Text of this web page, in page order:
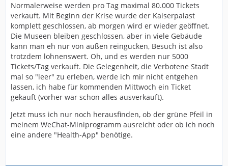
Normalerweise werden pro Tag maximal 80.000 Tickets
verkauft. Mit Beginn der Krise wurde der Kaiserpalast
komplett geschlossen, ab morgen wird er wieder geöffnet.
Die Museen bleiben geschlossen, aber in viele Gebäude
kann man eh nur von außen reingucken, Besuch ist also
trotzdem lohnenswert. Oh, und es werden nur 5000
Tickets/Tag verkauft. Die Gelegenheit, die Verbotene Stadt
mal so "leer" zu erleben, werde ich mir nicht entgehen
lassen, ich habe für kommenden Mittwoch ein Ticket
gekauft (vorher war schon alles ausverkauft).
Jetzt muss ich nur noch herausfinden, ob der grüne Pfeil in
meinem WeChat-Miniprogramm ausreicht oder ob ich noch
eine andere "Health-App" benötige.